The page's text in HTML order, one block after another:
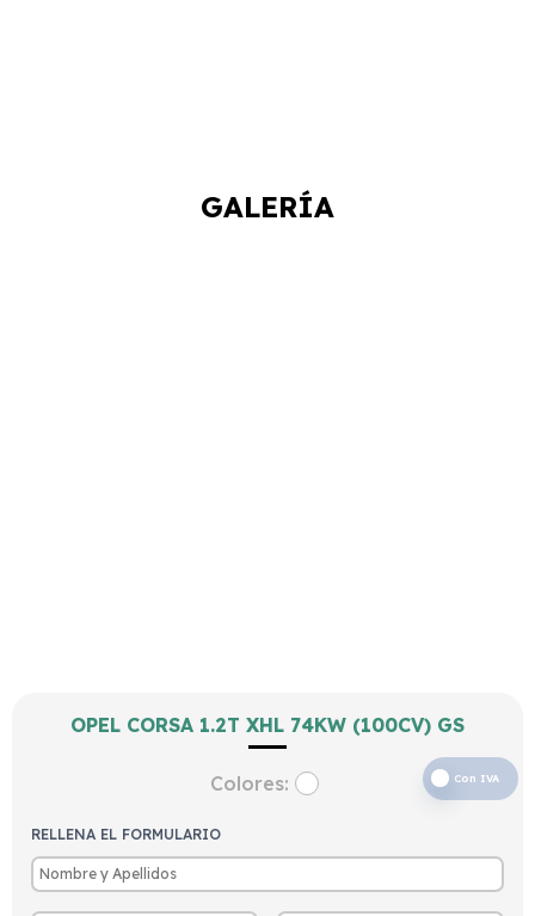
GALERÍA
OPEL CORSA 1.2T XHL 74KW (100CV) GS
Con IVA
Colores:
RELLENA EL FORMULARIO